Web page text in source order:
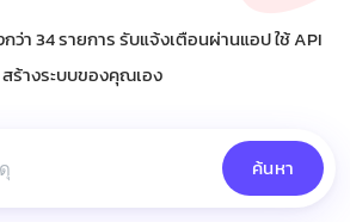
า 34 รายการ รับแจ้งเตือนผ่านแอป ใช้ API
สร้างระบบของคุณเอง
ค้นหา